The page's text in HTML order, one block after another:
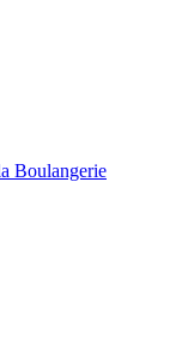
Boulangerie